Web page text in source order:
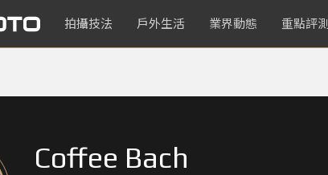
拍攝技法 戶外生活 業界動態 重點評測
Coffee Bach